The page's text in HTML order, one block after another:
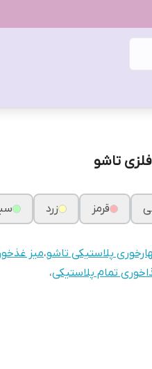
تاشو
قرمز زرد
پلاستیکی تاشو،میز
تمام پلاستیکی،